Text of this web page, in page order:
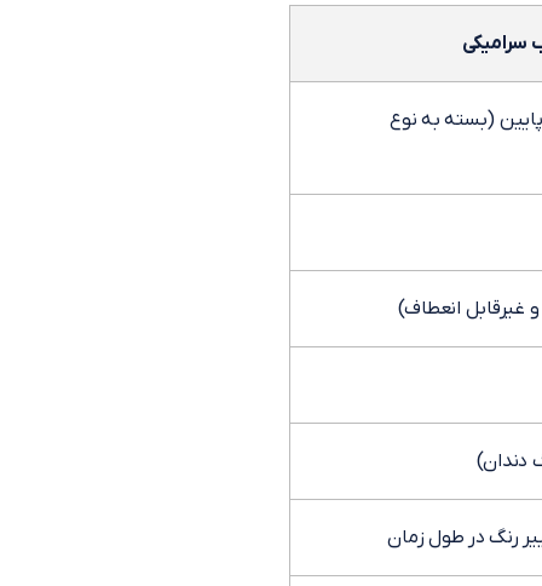
سرامیکی
(بسته به نوع
انعطاف)
دندان)
رنگ در طول زمان